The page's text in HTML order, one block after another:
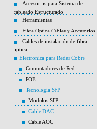
Accesorios para Sistema de
cableado Estructurado
Herramientas
Fibra Optica Cables y Accesorios
Cables de instalación de fibra
óptica
Electronica para Redes Cobre
Conmutadores de Red
POE
Tecnologia SFP
Modulos SFP
Cable DAC
Cable AOC